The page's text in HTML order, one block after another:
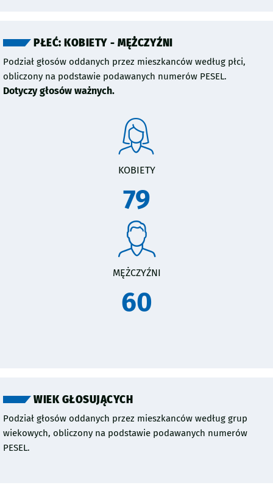
PŁEĆ: KOBIETY - MĘŻCZYŹNI
Podział głosów oddanych przez mieszkanców według płci,
obliczony na podstawie podawanych numerów PESEL.
Dotyczy głosów ważnych.
KOBIETY
79
MĘŻCZYŹNI
60
WIEK GŁOSUJĄCYCH
Podział głosów oddanych przez mieszkanców według grup
wiekowych, obliczony na podstawie podawanych numerów
PESEL.